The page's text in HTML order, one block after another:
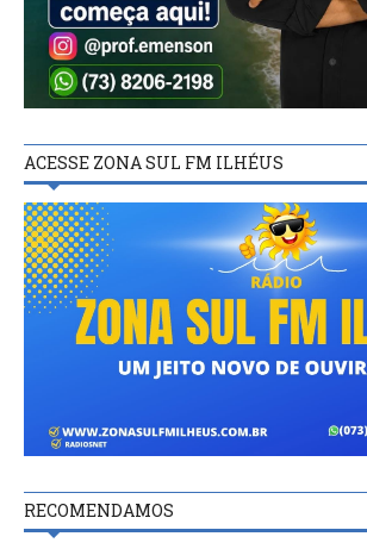
ACESSE ZONA SUL FM ILHÉUS
RECOMENDAMOS